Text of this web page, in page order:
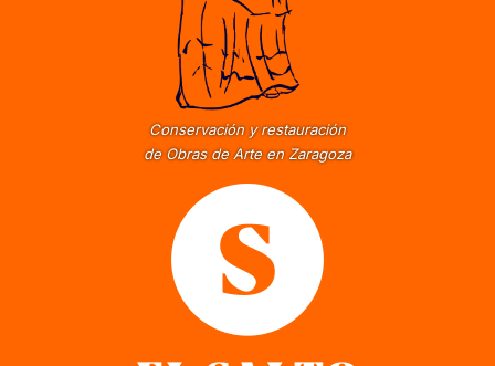
Conservación y restauración
de Obras de Arte en Zaragoza